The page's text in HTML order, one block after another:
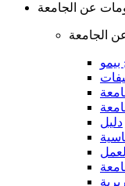
عن الجامعة
الجامعة
بيمو
دليل